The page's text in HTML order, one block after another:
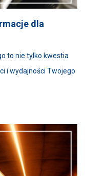
dla
to nie tylko kwestia
i wydajności Twojego